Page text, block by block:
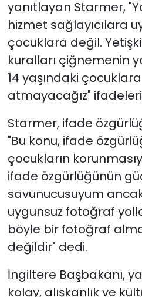
yanıtlayan Starmer,
hizmet sağlayıcılara
çocuklara değil.
kuralları çiğnemenin
14 yaşındaki
atmayacağız"
Starmer, ifade
"Bu konu, ifade
çocukların
ifade özgürlüğünün
savunucusuyum
uygunsuz fotoğraf
böyle bir fotoğraf
değildir" dedi.
İngiltere Başbakanı,
kolay, alışkanlık ve